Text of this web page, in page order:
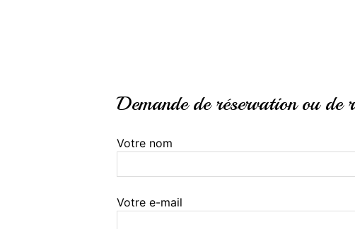
Demande de réservation ou de
Votre nom
Votre e-mail